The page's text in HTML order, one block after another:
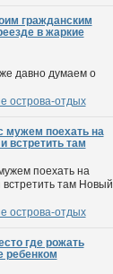
гражданским
в жаркие
давно думаем о
острова-отдых
мужем поехать на
встретить там
поехать на
встретить там Новый
острова-отдых
где рожать
ребенком